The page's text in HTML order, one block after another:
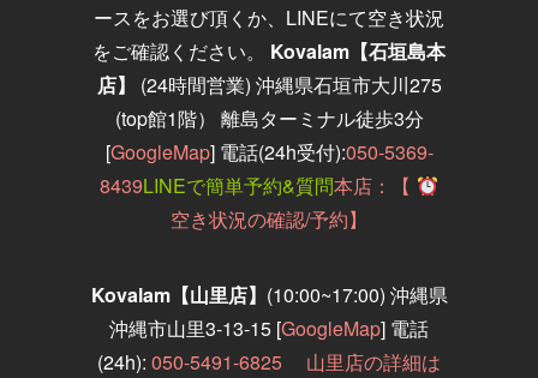
ースをお選び頂くか、LINEにて空き状況
をご確認ください。 Kovalam【石垣島本
店】
(24時間営業) 沖縄県石垣市大川275
(top館1階） 離島ターミナル徒歩3分
[GoogleMap] 電話(24h受付):050-5369-
8439LINEで簡単予約&質問本店：【
空き状況の確認/予約】
Kovalam【山里店】 (10:00~17:00) 沖縄県
沖縄市山里3-13-15 [GoogleMap] 電話
(24h): 050-5491-6825
山里店の詳細は